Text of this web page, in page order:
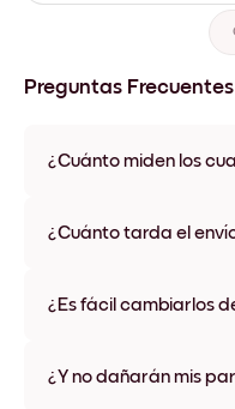
Preguntas Frecuentes
¿Cuánto miden los
varios materiales y
¿Cuánto tarda el
disponibles en algunos
¿Es fácil cambiarlos
ningún daño
¿Y no dañarán mis